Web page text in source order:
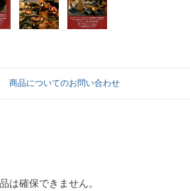
商品についてのお問い合わせ
は確保できません。